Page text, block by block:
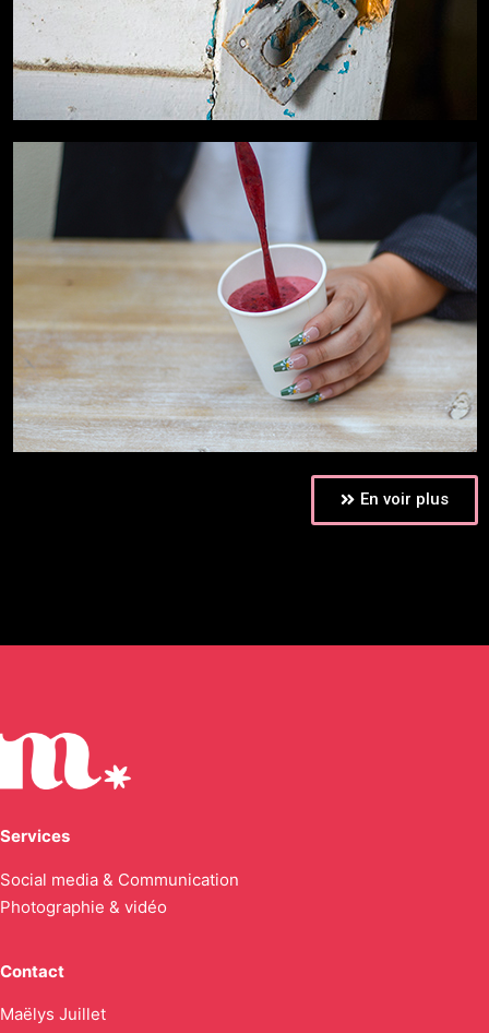
En voir plus
Services
Social media & Communication
Photographie & vidéo
Contact
Maëlys Juillet